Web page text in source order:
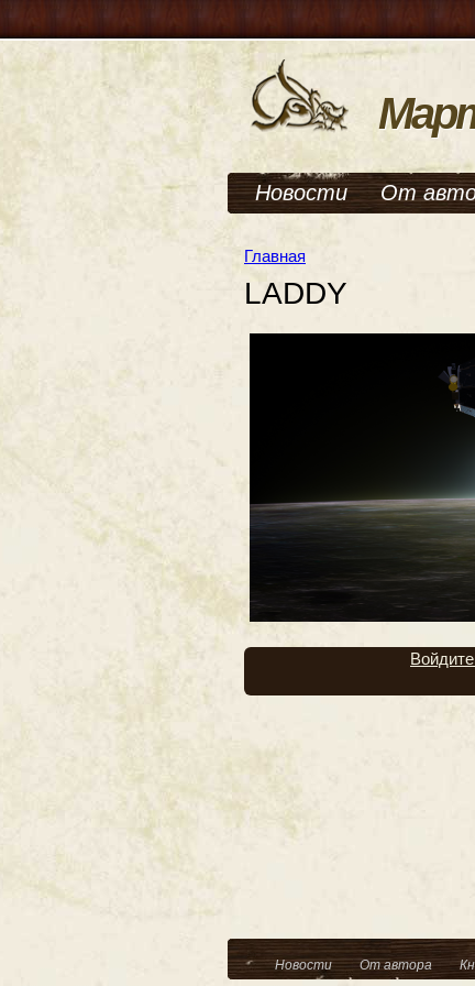
Новости От
Главная
LADDY
Новости От автора